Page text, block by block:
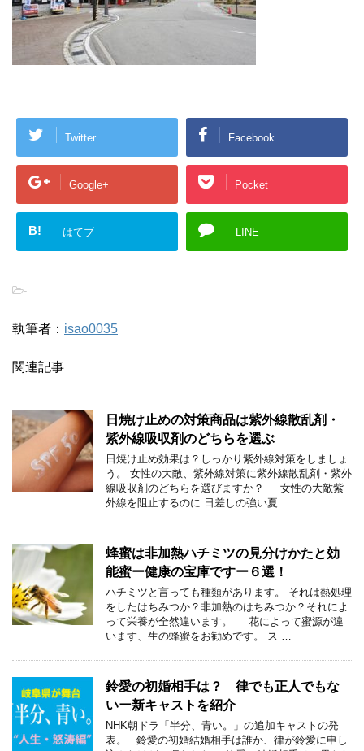
Twitter Facebook
Google+ Pocket
B! はてブ LINE
-
執筆者： isao0035
関連記事
日焼け止めの対策商品は紫外線散乱剤・
紫外線吸収剤のどちらを選ぶ
日焼け止め効果は？しっかり紫外線対策をしましょ
う。 女性の大敵、紫外線対策に紫外線散乱剤・紫外
線吸収剤のどちらを選びますか？ 女性の大敵紫
外線を阻止するのに 日差しの強い夏 …
蜂蜜は非加熱ハチミツの見分けかたと効
能蜜ー健康の宝庫ですー６選！
ハチミツと言っても種類があります。 それは熱処理
をしたはちみつか？非加熱のはちみつか？それによ
って栄養が全然違います。 花によって蜜源が違
います、生の蜂蜜をお勧めです。 ス …
鈴愛の初婚相手は？ 律でも正人でもな
いー新キャストを紹介
NHK朝ドラ「半分、青い。」の追加キャストの発
表。 鈴愛の初婚結婚相手は誰か、律が鈴愛に申し